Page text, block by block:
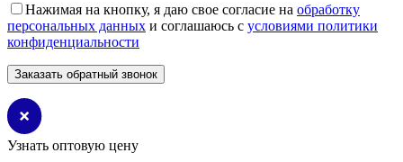
Нажимая на кнопку, я даю свое согласие на обработку
персональных данных и соглашаюсь с условиями политики
конфиденциальности
Узнать оптовую цену